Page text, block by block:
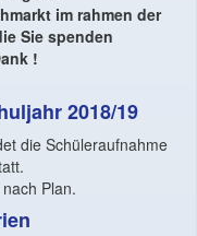
im rahmen der
Sie spenden
!
2018/19
die Schüleraufnahme
Plan.